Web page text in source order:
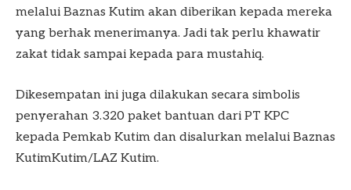
melalui Baznas Kutim akan diberikan kepada mereka
yang berhak menerimanya. Jadi tak perlu khawatir
zakat tidak sampai kepada para mustahiq.
Dikesempatan ini juga dilakukan secara simbolis
penyerahan 3.320 paket bantuan dari PT KPC
kepada Pemkab Kutim dan disalurkan melalui Baznas
KutimKutim/LAZ Kutim.